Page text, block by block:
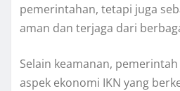
pemerintahan, tetapi juga
aman dan terjaga dari
Selain keamanan,
aspek ekonomi IKN yang